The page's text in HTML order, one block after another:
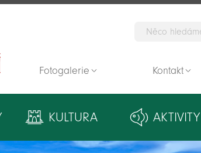
Fotogalerie Kontakt
KULTURA AKTIVITY